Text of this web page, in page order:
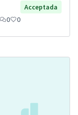
Acceptada
0 0